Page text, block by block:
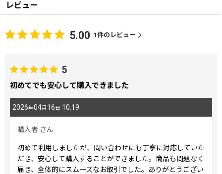
レビュー
5.00 1件のレビュー
5
初めてでも安心して購入できました
2026年04月 16日 10:19
購入者 さん
初めて利用しましたが、問い合わせにも丁寧に対応していた
だき、安心して購入することができました。商品も問題なく
届き、全体的にスムーズなお取引でした。ありがとうござい